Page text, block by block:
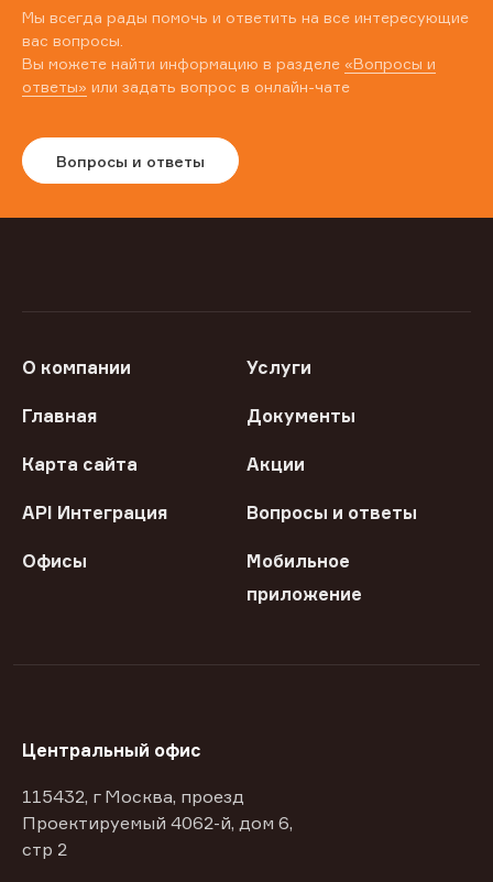
Мы всегда рады помочь и ответить на все интересующие
вас вопросы.
Вы можете найти информацию в разделе «Вопросы и
ответы» или задать вопрос в онлайн-чате
Вопросы и ответы
О компании Услуги
Главная Документы
Карта сайта Акции
API Интеграция Вопросы и ответы
Офисы
Мобильное
приложение
Центральный офис
115432, г Москва, проезд
Проектируемый 4062-й, дом 6,
стр 2